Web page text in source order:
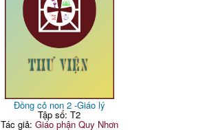
Đồng cỏ non 2 -Giáo lý
Tập số: T2
Tác giả: Giáo phận Quy Nhơn